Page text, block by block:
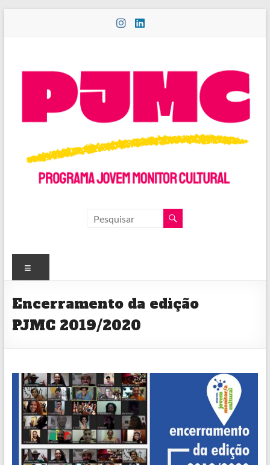
PROGRAMA
MONITOR
CULTURAL
Encerramento da edição
PJMC 2019/2020